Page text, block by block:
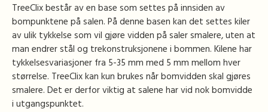
TreeClix består av en base som settes på innsiden av
bompunktene på salen. På denne basen kan det settes kiler
av ulik tykkelse som vil gjøre vidden på saler smalere, uten at
man endrer stål og trekonstruksjonene i bommen. Kilene har
tykkelsesvariasjoner fra 5-35 mm med 5 mm mellom hver
størrelse. TreeClix kan kun brukes når bomvidden skal gjøres
smalere. Det er derfor viktig at salene har vid nok bomvidde
i utgangspunktet.